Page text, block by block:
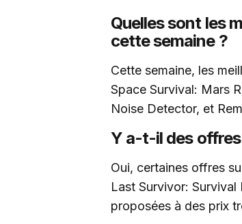
Quelles sont les
cette semaine ?
Cette semaine, les
Space Survival: Mars
Noise Detector, et
Y a-t-il des
Oui, certaines offres
Last Survivor:
proposées à des prix